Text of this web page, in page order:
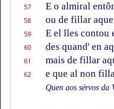
57 E o almiral
58 ou de fillar
59 E el lles contou
60 des quand' en
61 mais de fillar
62 e que al non
Quen aos sérvos